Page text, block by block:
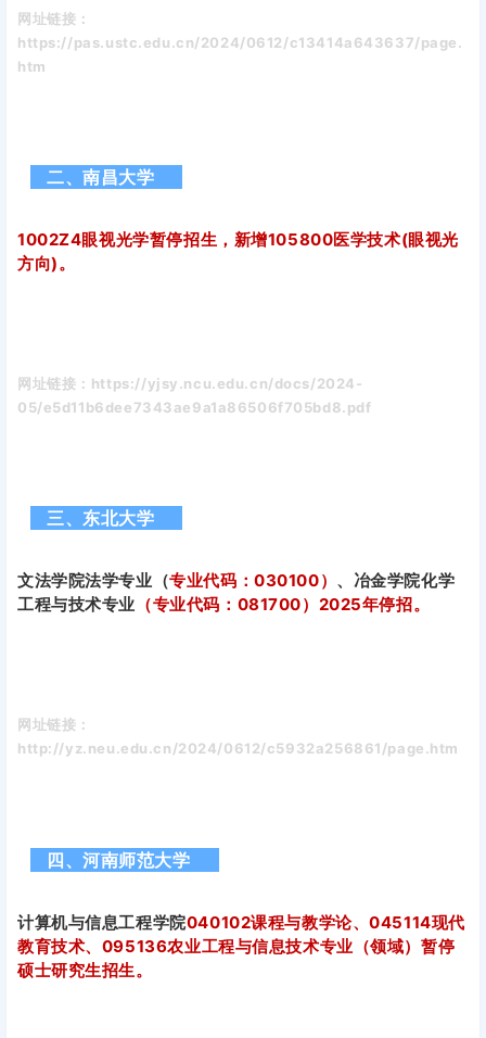
网址链接：
https://pas.ustc.edu.cn/2024/0612/c13414a643637/page.
htm
二、南昌大学
1002Z4眼视光学暂停招生，新增105800医学技术(眼视光
方向)。
网址链接：https://yjsy.ncu.edu.cn/docs/2024-
05/e5d11b6dee7343ae9a1a86506f705bd8.pdf
三、东北大学
文法学院法学专业（专业代码：030100） 、冶金学院化学
工程与技术专业 （专业代码：081700）2025年停招。
网址链接：
http://yz.neu.edu.cn/2024/0612/c5932a256861/page.htm
四、河南师范大学
计算机与信息工程学院040102课程与教学论、045114现代
教育技术、095136农业工程与信息技术专业（领域）暂停
硕士研究生招生。